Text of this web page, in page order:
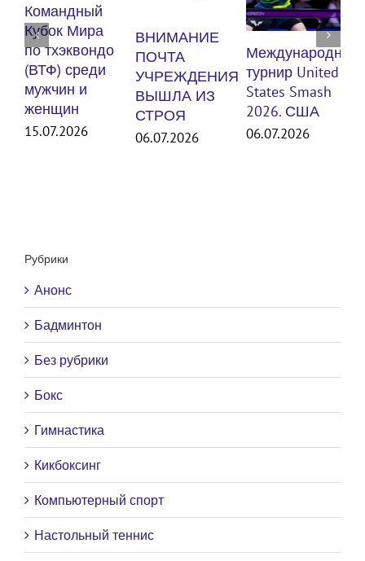
Командный
Кубок Мира
по тхэквондо
(ВТФ) среди
мужчин и
женщин
15.07.2026
ВНИМАНИЕ
ПОЧТА
УЧРЕЖДЕНИЯ
ВЫШЛА ИЗ
СТРОЯ
06.07.2026
Международный
турнир United
States Smash
2026. США
06.07.2026
Рубрики
Анонс
Бадминтон
Без рубрики
Бокс
Гимнастика
Кикбоксинг
Компьютерный спорт
Настольный теннис